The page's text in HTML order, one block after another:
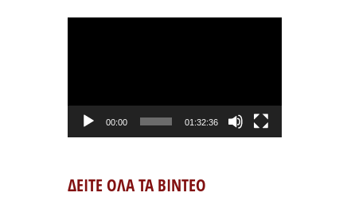
00:00 01:32:36
ΔΕΙΤΕ ΟΛΑ ΤΑ ΒΙΝΤΕΟ